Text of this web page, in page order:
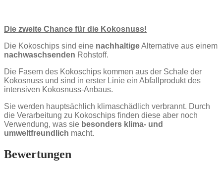
Die zweite Chance für die Kokosnuss!
Die Kokoschips sind eine nachhaltigeAlternative aus einem
nachwaschsenden Rohstoff.
Die Fasern des Kokoschips kommen aus der Schale der
Kokosnuss und sind in erster Linie ein Abfallprodukt des
intensiven Kokosnuss-Anbaus.
Sie werden hauptsächlich klimaschädlich verbrannt. Durch
die Verarbeitung zu Kokoschips finden diese aber noch
Verwendung, was sie besonders klima- und
umweltfreundlich macht.
Bewertungen